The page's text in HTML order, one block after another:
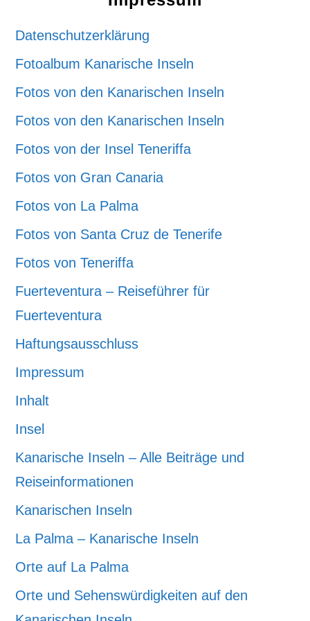
Datenschutzerklärung
Fotoalbum Kanarische Inseln
Fotos von den Kanarischen Inseln
Fotos von den Kanarischen Inseln
Fotos von der Insel Teneriffa
Fotos von Gran Canaria
Fotos von La Palma
Fotos von Santa Cruz de Tenerife
Fotos von Teneriffa
Fuerteventura – Reiseführer für
Fuerteventura
Haftungsausschluss
Impressum
Inhalt
Insel
Kanarische Inseln – Alle Beiträge und
Reiseinformationen
Kanarischen Inseln
La Palma – Kanarische Inseln
Orte auf La Palma
Orte und Sehenswürdigkeiten auf den